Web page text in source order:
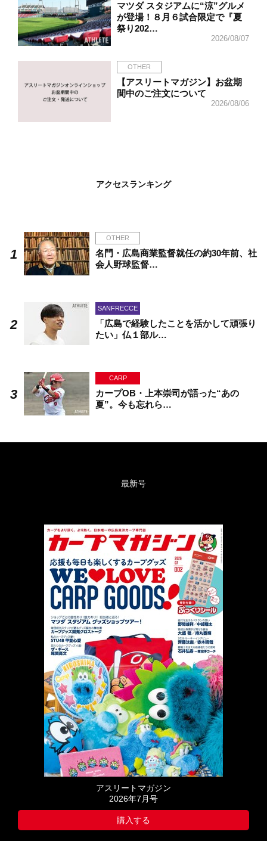
マツダ スタジアムに“涼”グルメ
が登場！８月６試合限定で『夏
祭り202…
2026/08/07
OTHER
【アスリートマガジン】お盆期
間中のご注文について
2026/08/06
アクセスランキング
OTHER
名門・広島商業監督就任の約30年前、社
会人野球監督…
SANFRECCE
「広島で経験したことを活かして頑張り
たい」仏１部ル…
CARP
カープOB・上本崇司が語った“あの
夏”。今も忘れら…
最新号
アスリートマガジン
2026年7月号
購入する